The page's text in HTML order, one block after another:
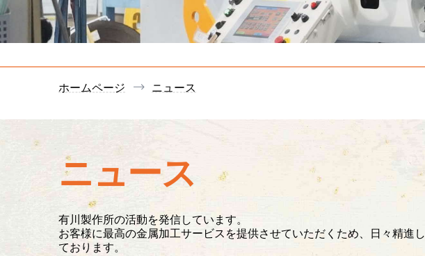
ホームページ ニュース
ニュース
有川製作所の活動を発信しています。
お客様に最高の金属加工サービスを提供させていただくため、日々精進し
ております。